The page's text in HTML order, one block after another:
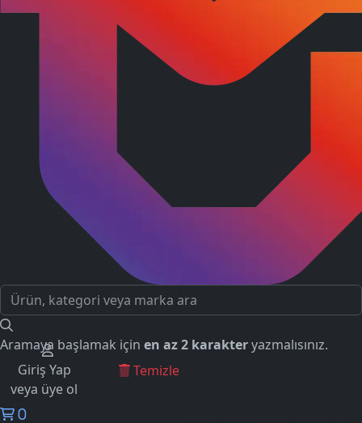
Aramaya başlamak için en az 2 karakteryazmalısınız.
GEÇMİŞ ARAMALAR
Temizle
Giriş Yap
veya üye ol
0